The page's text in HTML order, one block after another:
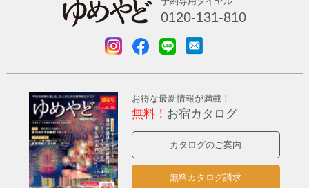
0120-131-810
お得な最新情報が満載！
無料！ お宿カタログ
カタログのご案内
無料カタログ請求